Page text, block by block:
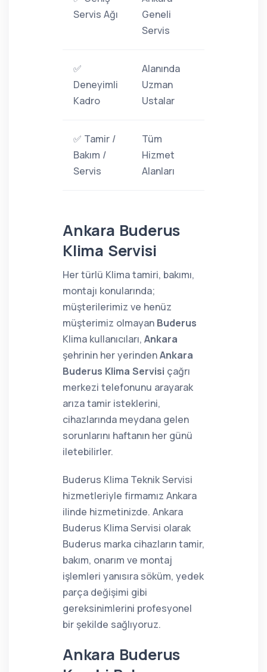
Servis Ağı
Geneli
Servis
✅
Deneyimli
Kadro
Alanında
Uzman
Ustalar
✅ Tamir /
Bakım /
Servis
Tüm
Hizmet
Alanları
Ankara Buderus
Klima Servisi
Her türlü Klima tamiri, bakımı,
montajı konularında;
müşterilerimiz ve henüz
müşterimiz olmayan Buderus
Klima kullanıcıları, Ankara
şehrinin her yerindenAnkara
Buderus Klima Servisi çağrı
merkezi telefonunu arayarak
arıza tamir isteklerini,
cihazlarında meydana gelen
sorunlarını haftanın her günü
iletebilirler.
Buderus Klima Teknik Servisi
hizmetleriyle firmamız Ankara
ilinde hizmetinizde. Ankara
Buderus Klima Servisi olarak
Buderus marka cihazların tamir,
bakım, onarım ve montaj
işlemleri yanısıra söküm, yedek
parça değişimi gibi
gereksinimlerini profesyonel
bir şekilde sağlıyoruz.
Ankara Buderus